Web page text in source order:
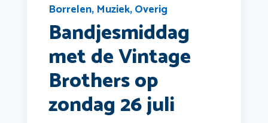
Borrelen, Muziek,Overig
Bandjesmiddag
met de Vintage
Brothers op
zondag 26 juli